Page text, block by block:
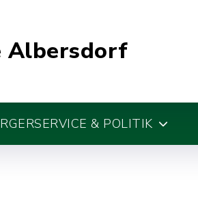
Albersdorf
& POLITIK